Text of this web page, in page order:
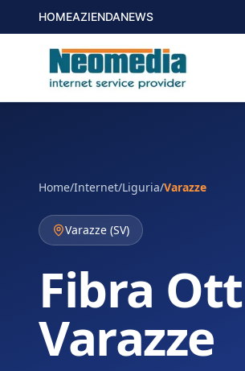
HOMEAZIENDANEWS
Home/Internet/Liguria/Varazze
Varazze (SV)
Fibra
Varazze